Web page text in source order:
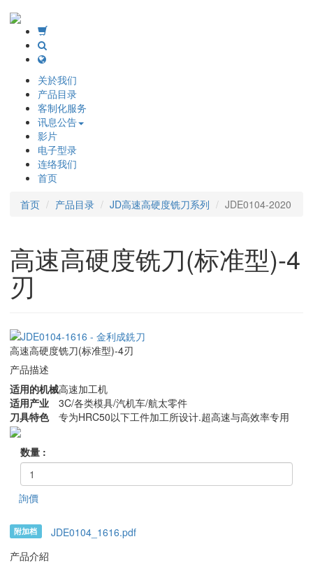
关於我们
产品目录
客制化服务
讯息公告
影片
电子型录
连络我们
首页
首页
产品目录 JD高速高硬度铣刀系列 JDE0104-2020
高速高硬度铣刀(标准型)-4
刃
高速高硬度铣刀(标准型)-4刃
产品描述
适用的机械高速加工机
适用产业
3C/各类模具/汽机车/航太零件
刀具特色
专为HRC50以下工件加工所设计.超高速与高效率专用
数量 :
詢價
附加档
JDE0104_1616.pdf
产品介紹